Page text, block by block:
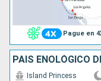
Pague en
PAÍS ENOLÓGICO
Island Princess